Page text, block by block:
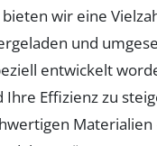
wir eine
und
entwickelt
Ihre Effizienz zu